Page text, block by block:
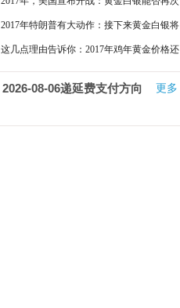
大涨？
2017年特朗普有大动作：接下来黄金白银将
这样走
这几点理由告诉你：2017年鸡年黄金价格还
会上涨
更多
2026-08-06递延费支付方向